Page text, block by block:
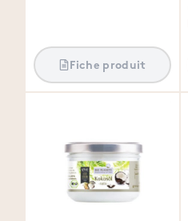
Fiche produit